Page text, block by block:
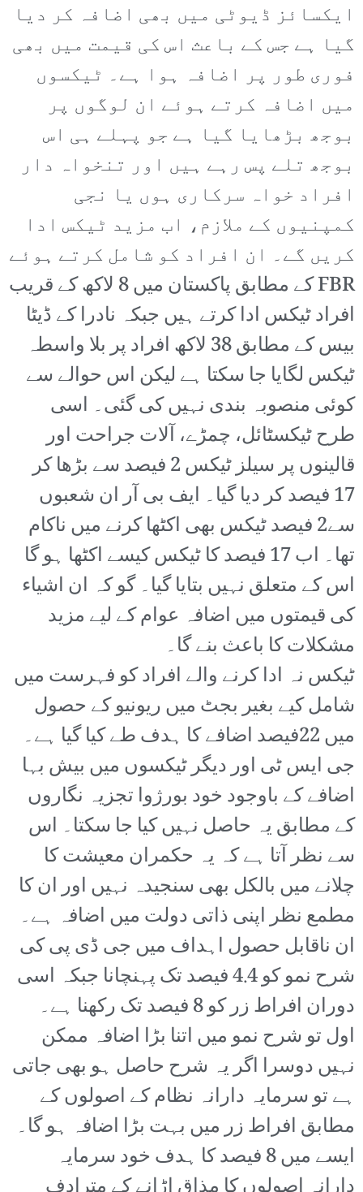
ایکسائز ڈیوٹی میں بھی اضافہ کر دیا
گیا ہے جس کے باعث اس کی قیمت میں بھی
فوری طور پر اضافہ ہوا ہے۔ ٹیکسوں
میں اضافہ کرتے ہوئے ان لوگوں پر
بوجھ بڑھایا گیا ہے جو پہلے ہی اس
بوجھ تلے پس رہے ہیں اور تنخواہ دار
افراد خواہ سرکاری ہوں یا نجی
کمپنیوں کے ملازم، اب مزید ٹیکس ادا
کریں گے۔ ان افراد کو شامل کرتے ہوئے
FBR کے مطابق پاکستان میں 8 لاکھ کے قریب
افراد ٹیکس ادا کرتے ہیں جبکہ نادرا کے ڈیٹا
بیس کے مطابق 38 لاکھ افراد پر بلا واسطہ
ٹیکس لگایا جا سکتا ہے لیکن اس حوالے سے
کوئی منصوبہ بندی نہیں کی گئی۔ اسی
طرح ٹیکسٹائل، چمڑے، آلات جراحت اور
قالینوں پر سیلز ٹیکس 2 فیصد سے بڑھا کر
17 فیصد کر دیا گیا۔ ایف بی آر ان شعبوں
سے2 فیصد ٹیکس بھی اکٹھا کرنے میں ناکام
تھا۔ اب 17 فیصد کا ٹیکس کیسے اکٹھا ہو گا
اس کے متعلق نہیں بتایا گیا۔ گو کہ ان اشیاء
کی قیمتوں میں اضافہ عوام کے لیے مزید
مشکلات کا باعث بنے گا۔
ٹیکس نہ ادا کرنے والے افراد کو فہرست میں
شامل کیے بغیر بجٹ میں ریونیو کے حصول
میں 22فیصد اضافے کا ہدف طے کیا گیا ہے۔
جی ایس ٹی اور دیگر ٹیکسوں میں بیش بہا
اضافے کے باوجود خود بورژوا تجزیہ نگاروں
کے مطابق یہ حاصل نہیں کیا جا سکتا۔ اس
سے نظر آتا ہے کہ یہ حکمران معیشت کا
چلانے میں بالکل بھی سنجیدہ نہیں اور ان کا
مطمع نظر اپنی ذاتی دولت میں اضافہ ہے۔
ان ناقابل حصول اہداف میں جی ڈی پی کی
شرح نمو کو 4.4 فیصد تک پہنچانا جبکہ اسی
دوران افراط زر کو 8 فیصد تک رکھنا ہے۔
اول تو شرح نمو میں اتنا بڑا اضافہ ممکن
نہیں دوسرا اگر یہ شرح حاصل ہو بھی جاتی
ہے تو سرمایہ دارانہ نظام کے اصولوں کے
مطابق افراط زر میں بہت بڑا اضافہ ہو گا۔
ایسے میں 8 فیصد کا ہدف خود سرمایہ